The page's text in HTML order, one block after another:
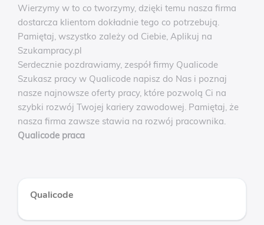
Wierzymy w to co tworzymy, dzięki temu nasza firma
dostarcza klientom dokładnie tego co potrzebują.
Pamiętaj, wszystko zależy od Ciebie, Aplikuj na
Szukampracy.pl
Serdecznie pozdrawiamy, zespół firmy Qualicode
Szukasz pracy w Qualicode napisz do Nas i poznaj
nasze najnowsze oferty pracy, które pozwolą Ci na
szybki rozwój Twojej kariery zawodowej. Pamiętaj, że
nasza firma zawsze stawia na rozwój pracownika.
Qualicode praca
Qualicode